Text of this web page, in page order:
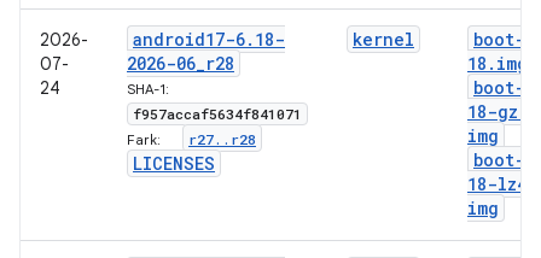
2026-
07-
24
android17-6. 18-
2026-06_r28
SHA-1:
f957accaf5634f841071
Fark: r27. . r28
LICENSES
kernel boot-6
18 . img
boot-6
18-gz
img
boot-6
18-lz4
img